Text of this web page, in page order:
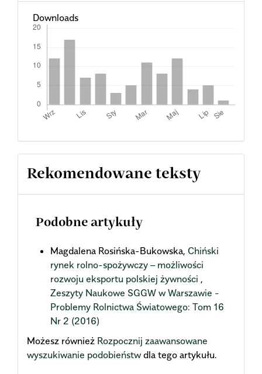
Downloads
Rekomendowane teksty
Podobne artykuły
Magdalena Rosińska-Bukowska, Chiński
rynek rolno-spożywczy – możliwości
rozwoju eksportu polskiej żywności ,
Zeszyty Naukowe SGGW w Warszawie -
Problemy Rolnictwa Światowego: Tom 16
Nr 2 (2016)
Możesz również Rozpocznij zaawansowane
wyszukiwanie podobieństwdla tego artykułu.